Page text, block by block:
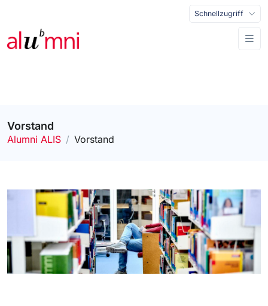
Schnellzugriff
Vorstand
Alumni ALIS Vorstand